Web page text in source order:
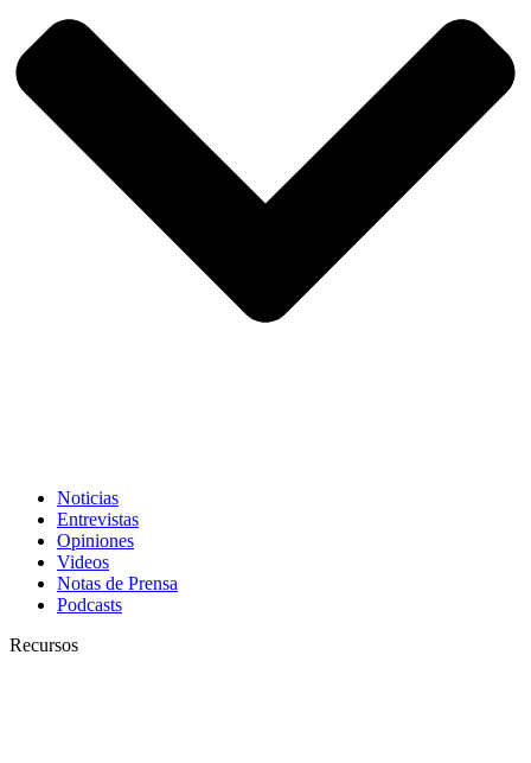
Noticias
Entrevistas
Opiniones
Videos
Notas de Prensa
Podcasts
Recursos